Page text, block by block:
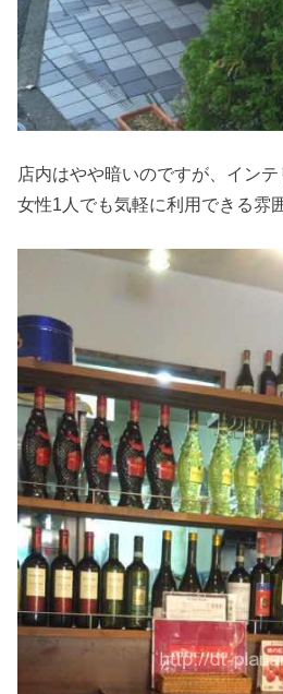
店内はやや暗いのですが、イン
女性1人でも気軽に利用できる雰